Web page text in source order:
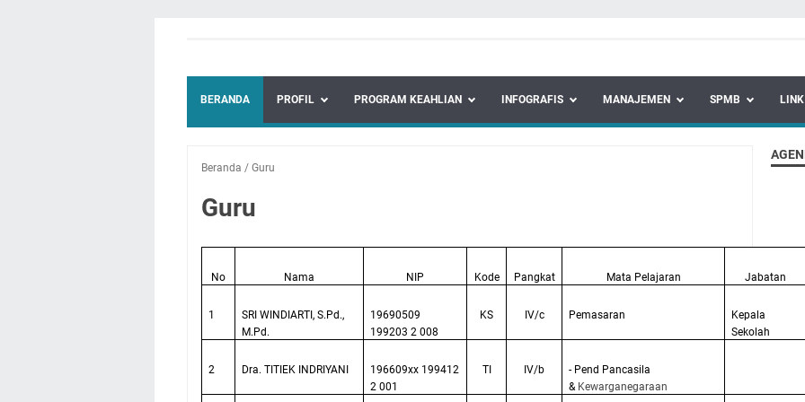
BERANDA PROFIL PROGRAM KEAHLIAN INFOGRAFIS MANAJEMEN SPMB LINK
Beranda / Guru
Guru
No Nama NIP Kode Pangkat Mata Pelajaran Jabatan
1
SRI WINDIARTI, S.Pd.,
M.Pd.
19690509
199203 2 008
KS IV/c Pemasaran
Kepala
Sekolah
2 Dra. TITIEK INDRIYANI
196609xx 199412
2 001
TI IV/b
- Pend Pancasila
& Kewarganegaraan